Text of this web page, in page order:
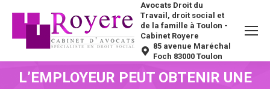
Avocats Droit du
Travail, droit social et
de la famille à Toulon -
Cabinet Royere
85 avenue Maréchal
Foch 83000 Toulon
L’EMPLOYEUR PEUT OBTENIR UNE